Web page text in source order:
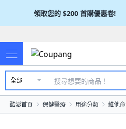
領取您的 $200 首購優惠卷!
全部
酷澎首頁 保健醫療 用途分類 維他命